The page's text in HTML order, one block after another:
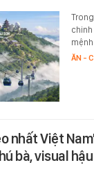
ĂN -
nhất Việt
bà, visual